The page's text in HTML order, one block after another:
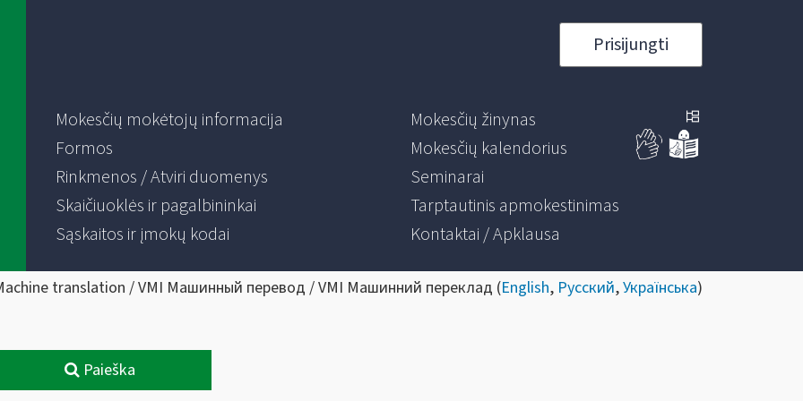
Prisijungti
Mokesčių mokėtojų informacija
Formos
Rinkmenos / Atviri duomenys
Skaičiuoklės ir pagalbininkai
Sąskaitos ir įmokų kodai
Mokesčių žinynas
Mokesčių kalendorius
Seminarai
Tarptautinis apmokestinimas
Kontaktai / Apklausa
translation / VMI Машинный перевод / VMI Машинний переклад (English, Русский,Українська)
Paieška